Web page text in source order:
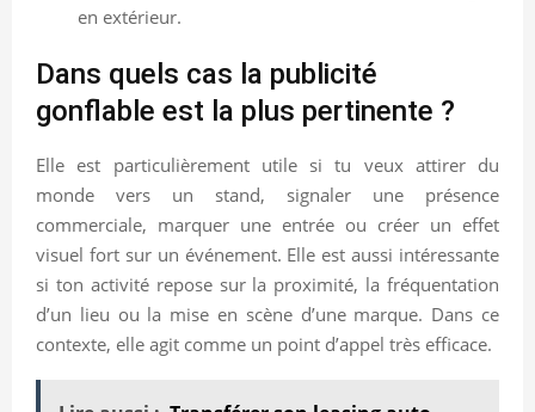
en extérieur.
Dans quels cas la publicité
gonflable est la plus pertinente ?
Elle est particulièrement utile si tu veux attirer du
monde vers un stand, signaler une présence
commerciale, marquer une entrée ou créer un effet
visuel fort sur un événement. Elle est aussi intéressante
si ton activité repose sur la proximité, la fréquentation
d’un lieu ou la mise en scène d’une marque. Dans ce
contexte, elle agit comme un point d’appel très efficace.